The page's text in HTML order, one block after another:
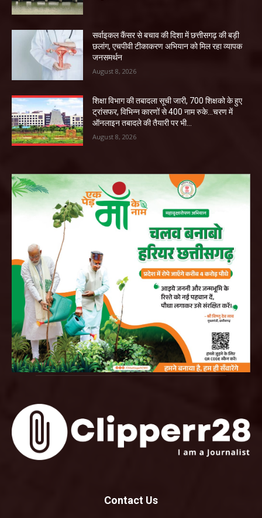
सर्वाइकल कैंसर से बचाव की दिशा में छत्तीसगढ़ की बड़ी
छलांग, एचपीवी टीकाकरण अभियान को मिल रहा व्यापक
जनसमर्थन
August 8, 2026
शिक्षा विभाग की तबादला सूची जारी, 700 शिक्षको के हुए
ट्रांसफर, विभिन्न कारणों से 400 नाम रुके…चरण में
ऑनलाइन तबादले की तैयारी पर भी...
August 8, 2026
Contact Us